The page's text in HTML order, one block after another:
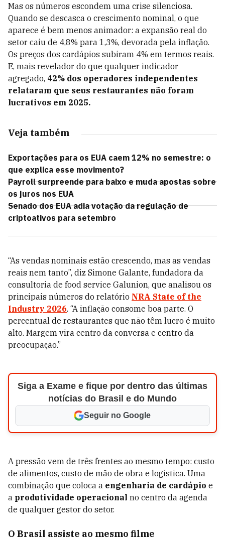
Mas os números escondem uma crise silenciosa.
Quando se descasca o crescimento nominal, o que
aparece é bem menos animador: a expansão real do
setor caiu de 4,8% para 1,3%, devorada pela inflação.
Os preços dos cardápios subiram 4% em termos reais.
E, mais revelador do que qualquer indicador
agregado, 42% dos operadores independentes
relataram que seus restaurantes não foram
lucrativos em 2025.
Veja também
Exportações para os EUA caem 12% no semestre: o
que explica esse movimento?
Payroll surpreende para baixo e muda apostas sobre
os juros nos EUA
Senado dos EUA adia votação da regulação de
criptoativos para setembro
“As vendas nominais estão crescendo, mas as vendas
reais nem tanto”, diz Simone Galante, fundadora da
consultoria de food service Galunion, que analisou os
principais números do relatório NRA State of the
Industry 2026. “A inflação consome boa parte. O
percentual de restaurantes que não têm lucro é muito
alto. Margem vira centro da conversa e centro da
preocupação.”
Siga a Exame e fique por dentro das últimas
notícias do Brasil e do Mundo
Seguir no Google
A pressão vem de três frentes ao mesmo tempo: custo
de alimentos, custo de mão de obra e logística. Uma
combinação que coloca a engenharia de cardápio e
a produtividade operacional no centro da agenda
de qualquer gestor do setor.
O Brasil assiste ao mesmo filme